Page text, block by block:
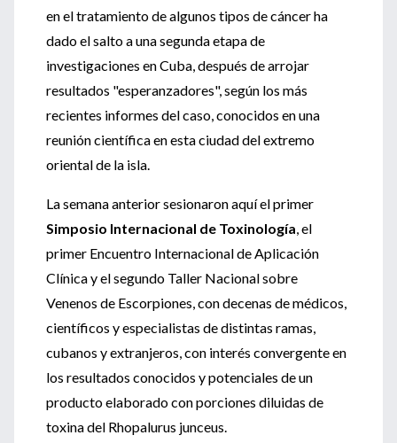
en el tratamiento de algunos tipos de cáncer ha
dado el salto a una segunda etapa de
investigaciones en Cuba, después de arrojar
resultados "esperanzadores", según los más
recientes informes del caso, conocidos en una
reunión científica en esta ciudad del extremo
oriental de la isla.
La semana anterior sesionaron aquí el primer
Simposio Internacional de Toxinología, el
primer Encuentro Internacional de Aplicación
Clínica y el segundo Taller Nacional sobre
Venenos de Escorpiones, con decenas de médicos,
científicos y especialistas de distintas ramas,
cubanos y extranjeros, con interés convergente en
los resultados conocidos y potenciales de un
producto elaborado con porciones diluidas de
toxina del Rhopalurus junceus.